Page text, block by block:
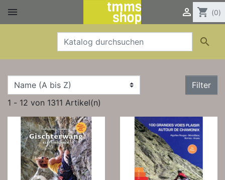
  shopping_cart (0)

Filter
1 - 12 von 1311 Artikel(n)